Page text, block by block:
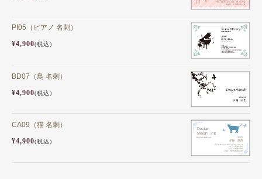
PI05（ピアノ 名刺）
¥4,900(税込)
BD07（鳥 名刺）
¥4,900(税込)
CA09（猫 名刺）
¥4,900(税込)